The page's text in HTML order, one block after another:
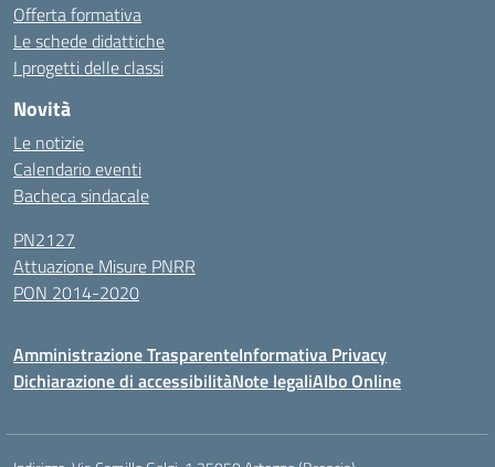
Offerta formativa
Le schede didattiche
I progetti delle classi
Novità
Le notizie
Calendario eventi
Bacheca sindacale
PN2127
Attuazione Misure PNRR
PON 2014-2020
Amministrazione TrasparenteInformativa Privacy
Dichiarazione di accessibilitàNote legaliAlbo Online